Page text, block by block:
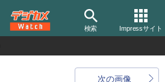
検索 Impressサイト
次の画像